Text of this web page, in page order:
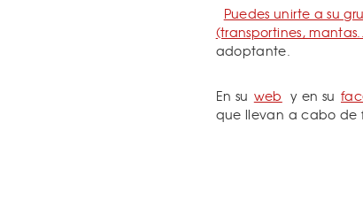
Puedes unirte a su
(transportines,
adoptante.
En su web y en su
que llevan a cabo de